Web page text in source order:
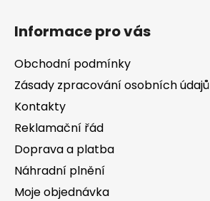
í
p
Informace pro vás
Obchodní podmínky
Zásady zpracování osobních údajů
Kontakty
Reklamační řád
Doprava a platba
Náhradní plnění
Moje objednávka